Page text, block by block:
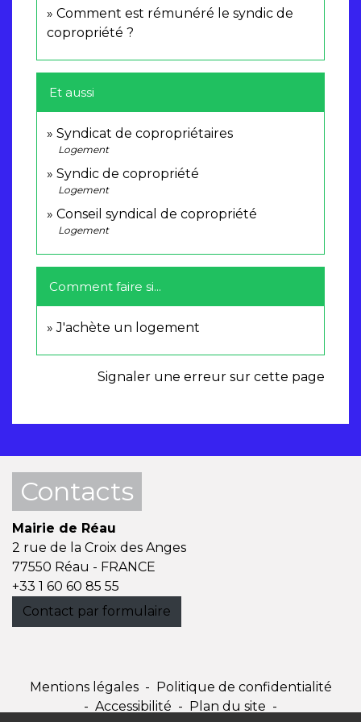
Comment est rémunéré le syndic de
copropriété ?
Et aussi
Syndicat de copropriétaires
Logement
Syndic de copropriété
Logement
Conseil syndical de copropriété
Logement
Comment faire si...
J'achète un logement
Signaler une erreur sur cette page
Contacts
Mairie de Réau
2 rue de la Croix des Anges
77550 Réau - FRANCE
+33 1 60 60 85 55
Contact par formulaire
Mentions légales - Politique de confidentialité
- Accessibilité - Plan du site -